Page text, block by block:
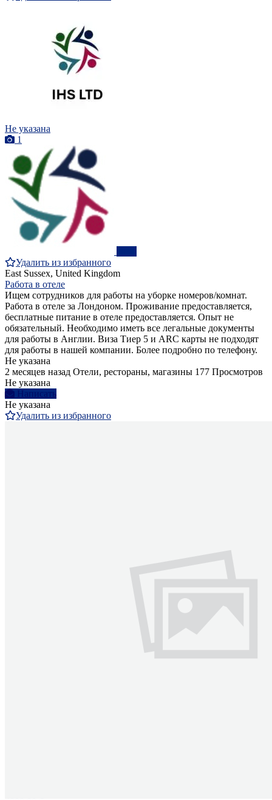
Не указана
1
Удалить из избранного
East Sussex, United Kingdom
Работа в отеле
Ищем сотрудников для работы на уборке номеров/комнат.
Работа в отеле за Лондоном. Проживание предоставляется,
бесплатные питание в отеле предоставляется. Опыт не
обязательный. Необходимо иметь все легальные документы
для работы в Англии. Виза Тиер 5 и ARC карты не подходят
для работы в нашей компании. Более подробно по телефону.
Не указана
2 месяцев назад Отели, рестораны, магазины 177 Просмотров
Не указана
Написать
Не указана
Удалить из избранного